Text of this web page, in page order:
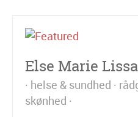
Else Marie
helse & sundhed
skønhed